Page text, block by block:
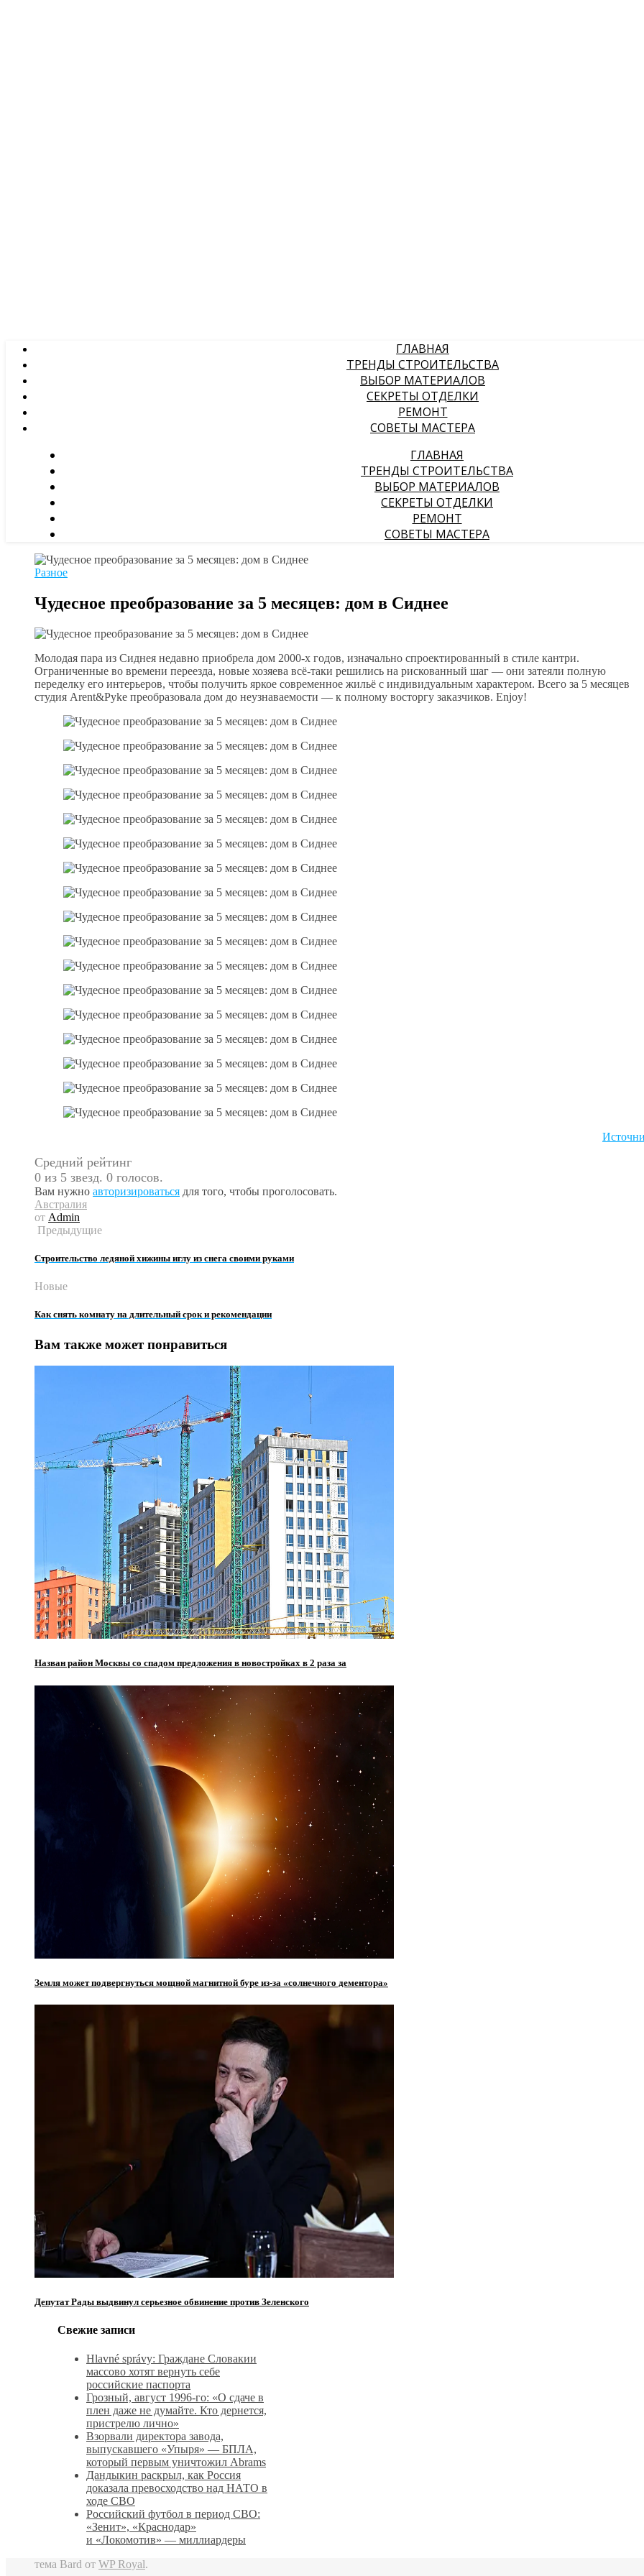
ГЛАВНАЯ
ТРЕНДЫ СТРОИТЕЛЬСТВА
ВЫБОР МАТЕРИАЛОВ
СЕКРЕТЫ ОТДЕЛКИ
РЕМОНТ
СОВЕТЫ МАСТЕРА
ГЛАВНАЯ
ТРЕНДЫ СТРОИТЕЛЬСТВА
ВЫБОР МАТЕРИАЛОВ
СЕКРЕТЫ ОТДЕЛКИ
РЕМОНТ
СОВЕТЫ МАСТЕРА
Разное
Чудесное преобразование за 5 месяцев: дом в Сиднее
Молодая пара из Сиднея недавно приобрела дом 2000-х годов, изначально спроектированный в стиле кантри.
Ограниченные во времени переезда, новые хозяева всё-таки решились на рискованный шаг — они затеяли полную
переделку его интерьеров, чтобы получить яркое современное жильё с индивидуальным характером. Всего за 5 месяцев
студия Arent&Pyke преобразовала дом до неузнаваемости — к полному восторгу заказчиков. Enjoy!
Средний рейтинг
0 из 5 звезд. 0 голосов.
Вам нужно авторизироваться для того, чтобы проголосовать.
Австралия
от Admin
Предыдущие
Строительство ледяной хижины иглу из снега своими руками
Новые
Как снять комнату на длительный срок и рекомендации
Вам также может понравиться
Назван район Москвы со спадом предложения в новостройках в 2 раза за
Земля может подвергнуться мощной магнитной буре из-за «солнечного дементора»
Депутат Рады выдвинул серьезное обвинение против Зеленского
Свежие записи
Hlavné správy: Граждане Словакии
массово хотят вернуть себе
российские паспорта
Грозный, август 1996-го: «О сдаче в
плен даже не думайте. Кто дернется,
пристрелю лично»
Взорвали директора завода,
выпускавшего «Упыря» — БПЛА,
который первым уничтожил Abrams
Дандыкин раскрыл, как Россия
доказала превосходство над НАТО в
ходе СВО
Российский футбол в период СВО:
«Зенит», «Краснодар»
и «Локомотив» — миллиардеры
тема Bard от WP Royal.